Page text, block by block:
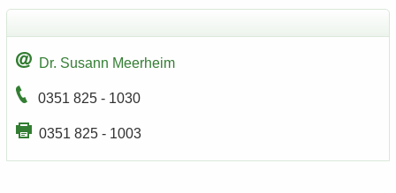
Dr. Su­sann Meer­heim
0351 825 - 1030
0351 825 - 1003